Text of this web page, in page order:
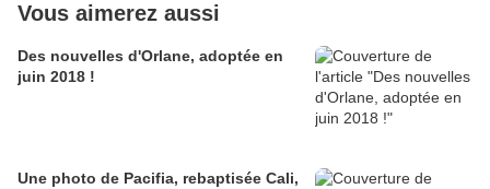
Vous aimerez aussi
Des nouvelles d'Orlane, adoptée en
juin 2018 !
Une photo de Pacifia, rebaptisée Cali,